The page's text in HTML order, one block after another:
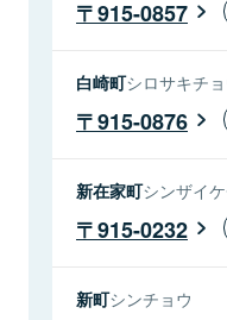
915-0857
白崎町シロサキチ
915-0876
新在家町シンザイ
915-0232
新町シンチョウ